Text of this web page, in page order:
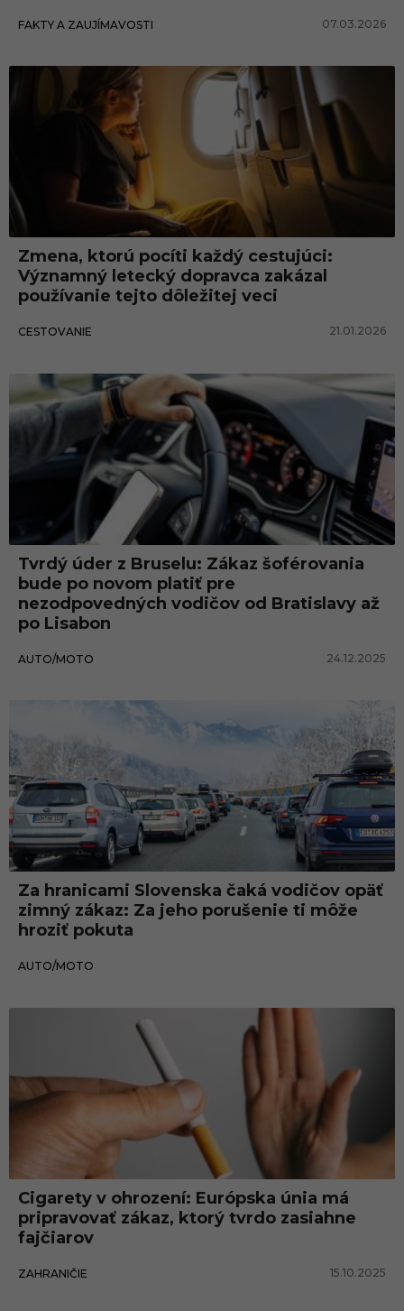
FAKTY A ZAUJÍMAVOSTI 07.03.2026
Zmena, ktorú pocíti každý cestujúci:
Významný letecký dopravca zakázal
používanie tejto dôležitej veci
CESTOVANIE 21.01.2026
Tvrdý úder z Bruselu: Zákaz šoférovania
bude po novom platiť pre
nezodpovedných vodičov od Bratislavy až
po Lisabon
AUTO/MOTO 24.12.2025
Za hranicami Slovenska čaká vodičov opäť
zimný zákaz: Za jeho porušenie ti môže
hroziť pokuta
AUTO/MOTO
Cigarety v ohrození: Európska únia má
pripravovať zákaz, ktorý tvrdo zasiahne
fajčiarov
ZAHRANIČIE 15.10.2025